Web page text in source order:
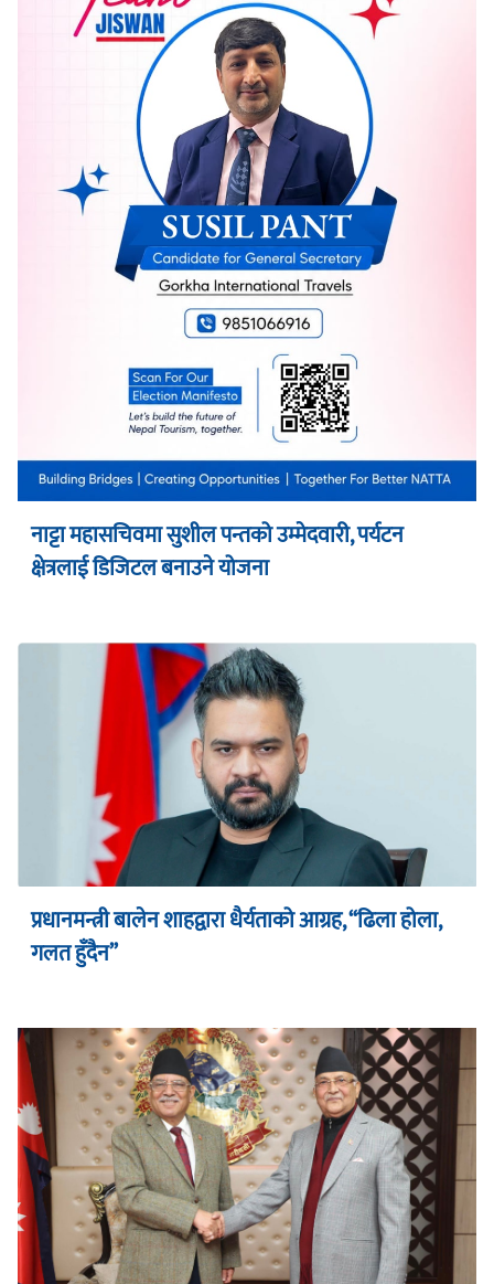
नाट्टा महासचिवमा सुशील पन्तको उम्मेदवारी, पर्यटन
क्षेत्रलाई डिजिटल बनाउने योजना
प्रधानमन्त्री बालेन शाहद्वारा धैर्यताको आग्रह, “ढिला होला,
गलत हुँदैन”